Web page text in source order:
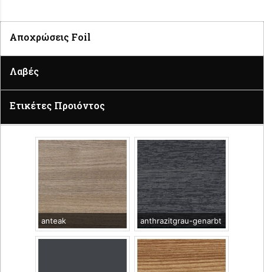
Αποχρώσεις Foil
Λαβές
Ετικέτες Προιόντος
anteak anthrazitgrau-genarbt